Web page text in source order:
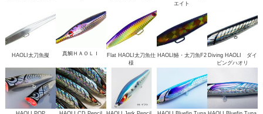
エイト
HAOLI太刀魚擬 真鯛ＨＡＯＬＩ
Flat HAOLI太刀魚仕
様
HAOLI鰆・太刀魚F2 Diving HAOLI ダイ
ビングハオリ